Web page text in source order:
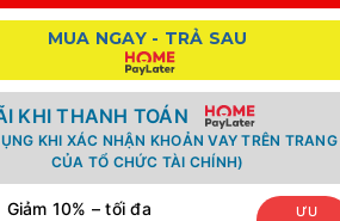
MUA NGAY - TRẢ SAU
KHI THANH TOÁN
KHI XÁC NHẬN KHOẢN VAY TRÊN TRANG
CỦA TỔ CHỨC TÀI CHÍNH)
Giảm 10% – tối đa
ƯU